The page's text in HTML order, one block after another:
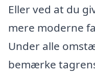
Eller ved at du
mere moderne
Under alle
bemærke